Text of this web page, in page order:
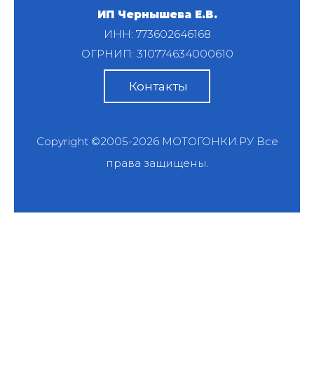
ИП Чернышева Е.В.
ИНН: 773602646168
ОГРНИП: 310774634000610
Контакты
Copyright ©2005-2026 МОТОГОНКИ.РУВсе
права защищены.